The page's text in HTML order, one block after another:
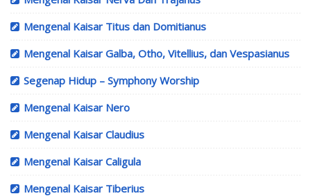
Mengenal Kaisar Titus dan Domitianus
Mengenal Kaisar Galba, Otho, Vitellius, dan Vespasianus
Segenap Hidup – Symphony Worship
Mengenal Kaisar Nero
Mengenal Kaisar Claudius
Mengenal Kaisar Caligula
Mengenal Kaisar Tiberius